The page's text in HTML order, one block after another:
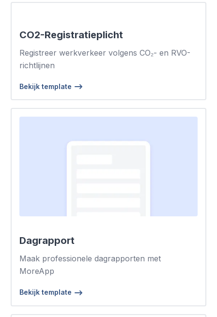
CO2-Registratieplicht
Registreer werkverkeer volgens CO₂- en RVO-
richtlijnen
Bekijk template
Dagrapport
Maak professionele dagrapporten met
MoreApp
Bekijk template